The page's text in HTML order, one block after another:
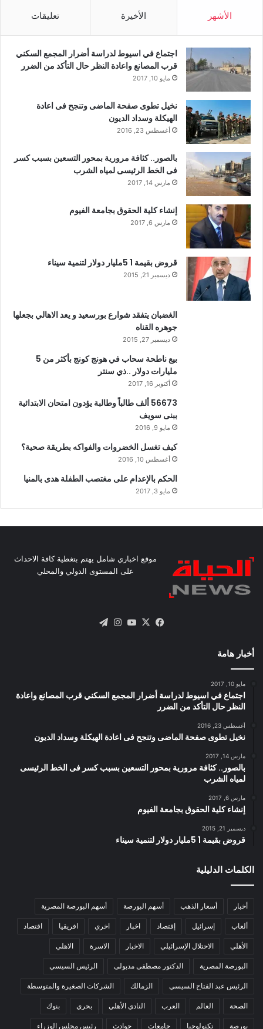
الأشهر الأخيرة تعليقات
اجتماع في اسيوط لدراسة أضرار المجمع السكني
قرب المصانع واعادة النظر حال التأكد من الضرر
مايو 10, 2017
نخيل تطوى صفحة الماضى وتنجح فى اعادة
الهيكلة وسداد الديون
أغسطس 23, 2016
بالصور.. كثافة مرورية بمحور التسعين بسبب كسر
فى الخط الرئيسى لمياه الشرب
مارس 14, 2017
إنشاء كلية الحقوق بجامعة الفيوم
مارس 6, 2017
قروض بقيمة 1 5مليار دولار لتنمية سيناء
ديسمبر 21, 2015
الغضبان يتفقد شوارع بورسعيد و يعد الاهالي بجعلها
جوهره القناه
ديسمبر 27, 2015
بيع ناطحة سحاب في هونج كونج بأكثر من 5
مليارات دولار ..ذي سنتر
أكتوبر 16, 2017
56673 ألف طالباً وطالبة يؤدون امتحان الابتدائية
ببنى سويف
مايو 9, 2016
كيف تغسل الخضروات والفواكه بطريقة صحية؟
أغسطس 10, 2016
الحكم بالإعدام على مغتصب الطفلة هدى بالمنيا
مايو 3, 2017
موقع اخباري شامل يهتم بتغطية كافة الاحداث
على المستوى الدولي والمحلي
فيسبوك
X يوتيوبانستقرام
أخبار هامة
مايو 10, 2017
اجتماع في اسيوط لدراسة أضرار المجمع السكني قرب المصانع واعادة
النظر حال التأكد من الضرر
أغسطس 23, 2016
نخيل تطوى صفحة الماضى وتنجح فى اعادة الهيكلة وسداد الديون
مارس 14, 2017
بالصور.. كثافة مرورية بمحور التسعين بسبب كسر فى الخط الرئيسى
لمياه الشرب
مارس 6, 2017
إنشاء كلية الحقوق بجامعة الفيوم
ديسمبر 21, 2015
قروض بقيمة 1 5مليار دولار لتنمية سيناء
الكلمات الدليلية
أخبار أسعار الذهب أسهم البورصة أسهم البورصة المصرية
ألعاب إسرائيل إقتصاد اخبار اخري افريقيا اقتصاد
الأهلي الاحتلال الإسرائيلي الاخبار الاسرة الاهلي
البورصة المصرية الدكتور مصطفى مدبولى الرئيس السيسي
الرئيس عبد الفتاح السيسي الزمالك الشركات الصغيرة والمتوسطة
الصحة العالم العرب النادي الأهلي بحري بنوك
بورصة تكنولوجيا جامعات حوادث رئيس مجلس الوزراء